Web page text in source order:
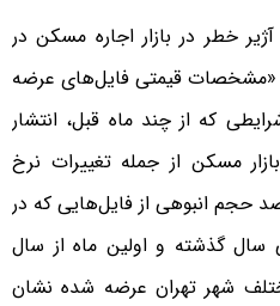
خطر در بازار اجاره مسکن در
«مشخصات قیمتی فایل‌‌‌‌های عرضه
که از چند ماه قبل، انتشار
مسکن از جمله تغییرات نرخ
حجم انبوهی از فایل‌‌‌‌هایی که در
سال گذشته و اولین ماه از سال
مختلف شهر تهران عرضه شده نشان